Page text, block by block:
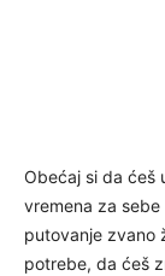
Obećaj si da ćeš
vremena za
putovanje zvano
potrebe, da ćeš